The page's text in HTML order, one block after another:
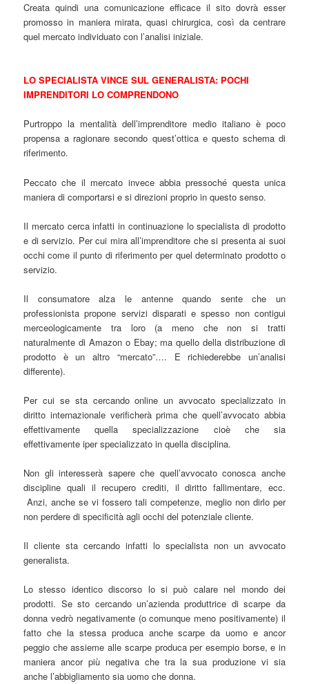
Creata quindi una comunicazione efficace il sito dovrà esser
promosso in maniera mirata, quasi chirurgica, così da centrare
quel mercato individuato con l’analisi iniziale.
LO SPECIALISTA VINCE SUL GENERALISTA: POCHI
IMPRENDITORI LO COMPRENDONO
Purtroppo la mentalità dell’imprenditore medio italiano è poco
propensa a ragionare secondo quest’ottica e questo schema di
riferimento.
Peccato che il mercato invece abbia pressoché questa unica
maniera di comportarsi e si direzioni proprio in questo senso.
Il mercato cerca infatti in continuazione lo specialista di prodotto
e di servizio. Per cui mira all’imprenditore che si presenta ai suoi
occhi come il punto di riferimento per quel determinato prodotto o
servizio.
Il consumatore alza le antenne quando sente che un
professionista propone servizi disparati e spesso non contigui
merceologicamente tra loro (a meno che non si tratti
naturalmente di Amazon o Ebay; ma quello della distribuzione di
prodotto è un altro “mercato”…. E richiederebbe un’analisi
differente).
Per cui se sta cercando online un avvocato specializzato in
diritto internazionale verificherà prima che quell’avvocato abbia
effettivamente quella specializzazione cioè che sia
effettivamente iper specializzato in quella disciplina.
Non gli interesserà sapere che quell’avvocato conosca anche
discipline quali il recupero crediti, il diritto fallimentare, ecc.
Anzi, anche se vi fossero tali competenze, meglio non dirlo per
non perdere di specificità agli occhi del potenziale cliente.
Il cliente sta cercando infatti lo specialista non un avvocato
generalista.
Lo stesso identico discorso lo si può calare nel mondo dei
prodotti. Se sto cercando un’azienda produttrice di scarpe da
donna vedrò negativamente (o comunque meno positivamente) il
fatto che la stessa produca anche scarpe da uomo e ancor
peggio che assieme alle scarpe produca per esempio borse, e in
maniera ancor più negativa che tra la sua produzione vi sia
anche l’abbigliamento sia uomo che donna.